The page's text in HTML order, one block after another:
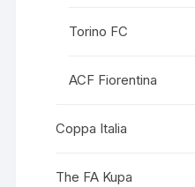
Torino FC
ACF Fiorentina
Coppa Italia
The FA Kupa